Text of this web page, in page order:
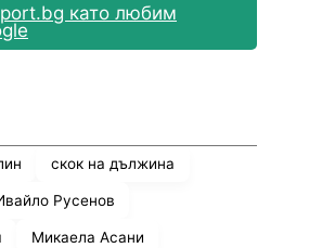
като любим
скок на дължина
Русенов
Микаела Асани